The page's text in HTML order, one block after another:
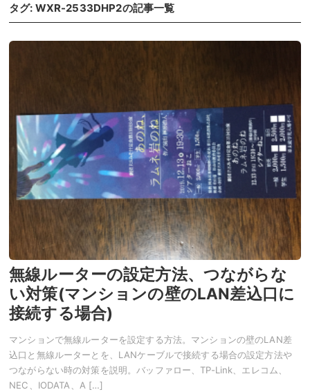
タグ: WXR-2533DHP2の記事一覧
無線ルーターの設定方法、つながらな
い対策(マンションの壁のLAN差込口に
接続する場合)
マンションで無線ルーターを設定する方法。マンションの壁のLAN差
込口と無線ルーターとを、LANケーブルで接続する場合の設定方法や
つながらない時の対策を説明。バッファロー、TP-Link、エレコム、
NEC、IODATA、A […]